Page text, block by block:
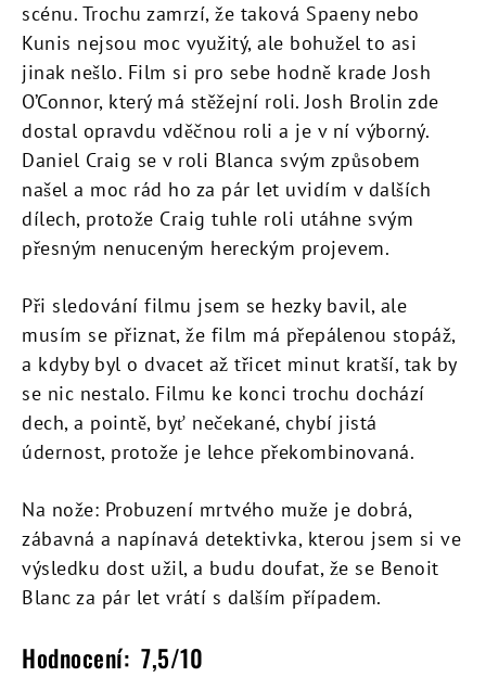
scénu. Trochu zamrzí, že taková Spaeny nebo
Kunis nejsou moc využitý, ale bohužel to asi
jinak nešlo. Film si pro sebe hodně krade Josh
O’Connor, který má stěžejní roli. Josh Brolin zde
dostal opravdu vděčnou roli a je v ní výborný.
Daniel Craig se v roli Blanca svým způsobem
našel a moc rád ho za pár let uvidím v dalších
dílech, protože Craig tuhle roli utáhne svým
přesným nenuceným hereckým projevem.
Při sledování filmu jsem se hezky bavil, ale
musím se přiznat, že film má přepálenou stopáž,
a kdyby byl o dvacet až třicet minut kratší, tak by
se nic nestalo. Filmu ke konci trochu dochází
dech, a pointě, byť nečekané, chybí jistá
údernost, protože je lehce překombinovaná.
Na nože: Probuzení mrtvého muže je dobrá,
zábavná a napínavá detektivka, kterou jsem si ve
výsledku dost užil, a budu doufat, že se Benoit
Blanc za pár let vrátí s dalším případem.
Hodnocení: 7,5/10